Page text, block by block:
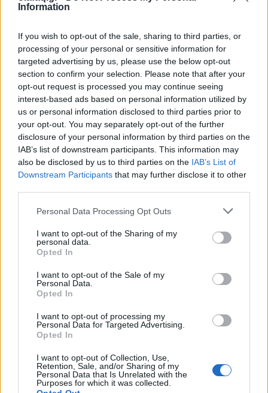
Information
If you wish to opt-out of the sale, sharing to third parties, or
processing of your personal or sensitive information for
targeted advertising by us, please use the below opt-out
section to confirm your selection. Please note that after your
opt-out request is processed you may continue seeing
interest-based ads based on personal information utilized by
us or personal information disclosed to third parties prior to
your opt-out. You may separately opt-out of the further
disclosure of your personal information by third parties on the
IAB’s list of downstream participants. This information may
also be disclosed by us to third parties on the IAB’s List of
Downstream Participants that may further disclose it to other
Personal Data Processing Opt Outs
I want to opt-out of the Sharing of my
personal data.
Opted In
I want to opt-out of the Sale of my
Personal Data.
Opted In
I want to opt-out of processing my
Personal Data for Targeted Advertising.
Opted In
I want to opt-out of Collection, Use,
Retention, Sale, and/or Sharing of my
Personal Data that Is Unrelated with the
Purposes for which it was collected.
ξαναζήσουμε το πιο παράλογο ευρωπαϊκό ραντεβού με τον
"εξοικονομήσουμε ενέργεια".
Παραλύει η χώρα από τη 24ωρη απεργία
ΓΣΕΕ και ΑΔΕΔΥ ενάντια στο νέο εργασιακό
νομοσχέδιο
01.10.25
Δημόσιοι υπάλληλοι, γιατροί, εκπαιδευτικοί, δικαστικοί
υπάλληλοι, ταξιτζήδες και ναυτεργάτες συμμετέχουν στη
σημερινή πανελλαδική κινητοποίηση, που μπλοκάρει
μεταφορές και υπηρεσίες. Στο επίκεντρο των